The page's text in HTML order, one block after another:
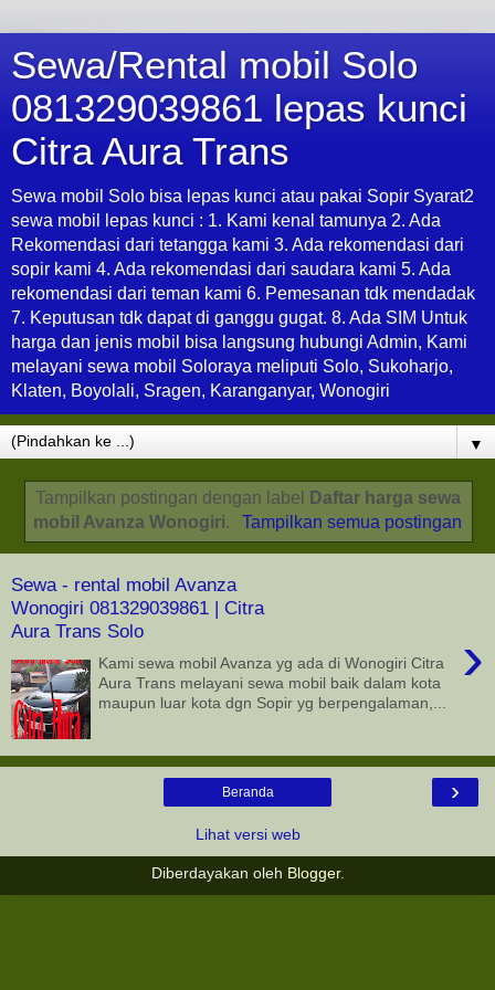
Sewa/Rental mobil Solo
081329039861 lepas kunci
Citra Aura Trans
Sewa mobil Solo bisa lepas kunci atau pakai Sopir Syarat2
sewa mobil lepas kunci : 1. Kami kenal tamunya 2. Ada
Rekomendasi dari tetangga kami 3. Ada rekomendasi dari
sopir kami 4. Ada rekomendasi dari saudara kami 5. Ada
rekomendasi dari teman kami 6. Pemesanan tdk mendadak
7. Keputusan tdk dapat di ganggu gugat. 8. Ada SIM Untuk
harga dan jenis mobil bisa langsung hubungi Admin, Kami
melayani sewa mobil Soloraya meliputi Solo, Sukoharjo,
Klaten, Boyolali, Sragen, Karanganyar, Wonogiri
▼
Tampilkan postingan dengan label
Daftar harga sewa
mobil Avanza Wonogiri. Tampilkan semua postingan
Sewa - rental mobil Avanza
Wonogiri 081329039861 | Citra
Aura Trans Solo
›
Kami sewa mobil Avanza yg ada di Wonogiri Citra
Aura Trans melayani sewa mobil baik dalam kota
maupun luar kota dgn Sopir yg berpengalaman,...
›
Beranda
Lihat versi web
Diberdayakan oleh Blogger.